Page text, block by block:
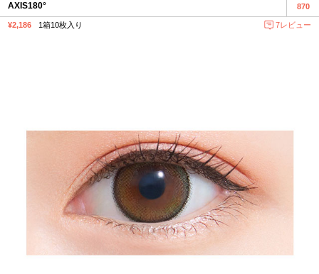
870
AXIS180°
¥2,186 1箱10枚入り 7レビュー